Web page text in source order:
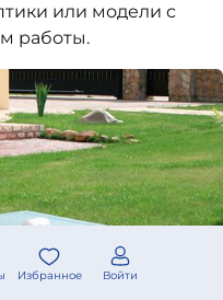
или модели с
работы.
Избранное Войти